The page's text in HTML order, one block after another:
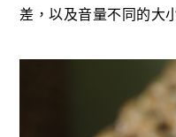
差，以及音量不同的大